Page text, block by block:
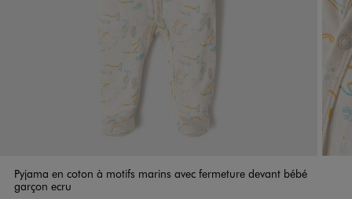
Pyjama en coton à motifs marins avec fermeture devant bébé
garçon ecru